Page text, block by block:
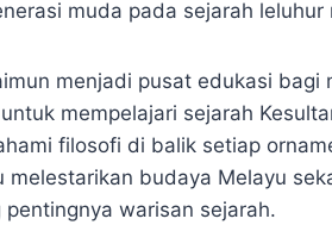
muda pada sejarah leluhur
menjadi pusat edukasi
mempelajari sejarah
filosofi di balik setiap
melestarikan budaya Melayu
warisan sejarah.